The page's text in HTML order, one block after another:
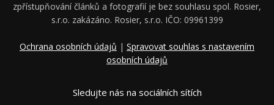
zpřístupňování článků a fotografií je bez souhlasu spol. Rosier,
s.r.o. zakázáno. Rosier, s.r.o. IČO: 09961399
Ochrana osobních údajů | Spravovat souhlas s nastavením
osobních údajů
Sledujte nás na sociálních sítích